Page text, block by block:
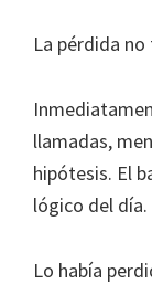
La pérdida
llamadas,
hipótesis. El
lógico del
Lo había